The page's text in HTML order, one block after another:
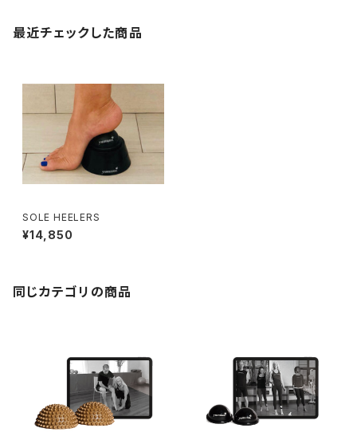
最近チェックした商品
SOLE HEELERS
¥14,850
同じカテゴリの商品